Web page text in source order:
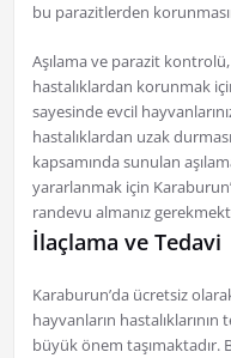
bu parazitlerden
Aşılama ve parazit kontrolü,
hastalıklardan korunmak
sayesinde evcil
hastalıklardan uzak
kapsamında sunulan
yararlanmak için
randevu almanız
İlaçlama ve Tedavi
Karaburun’da ücretsiz
hayvanların
büyük önem taşımaktadır.